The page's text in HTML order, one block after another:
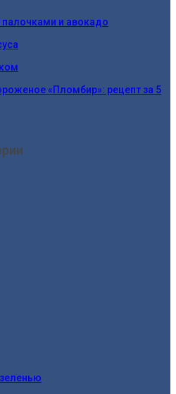
и авокадо
«Пломбир»: рецепт за 5